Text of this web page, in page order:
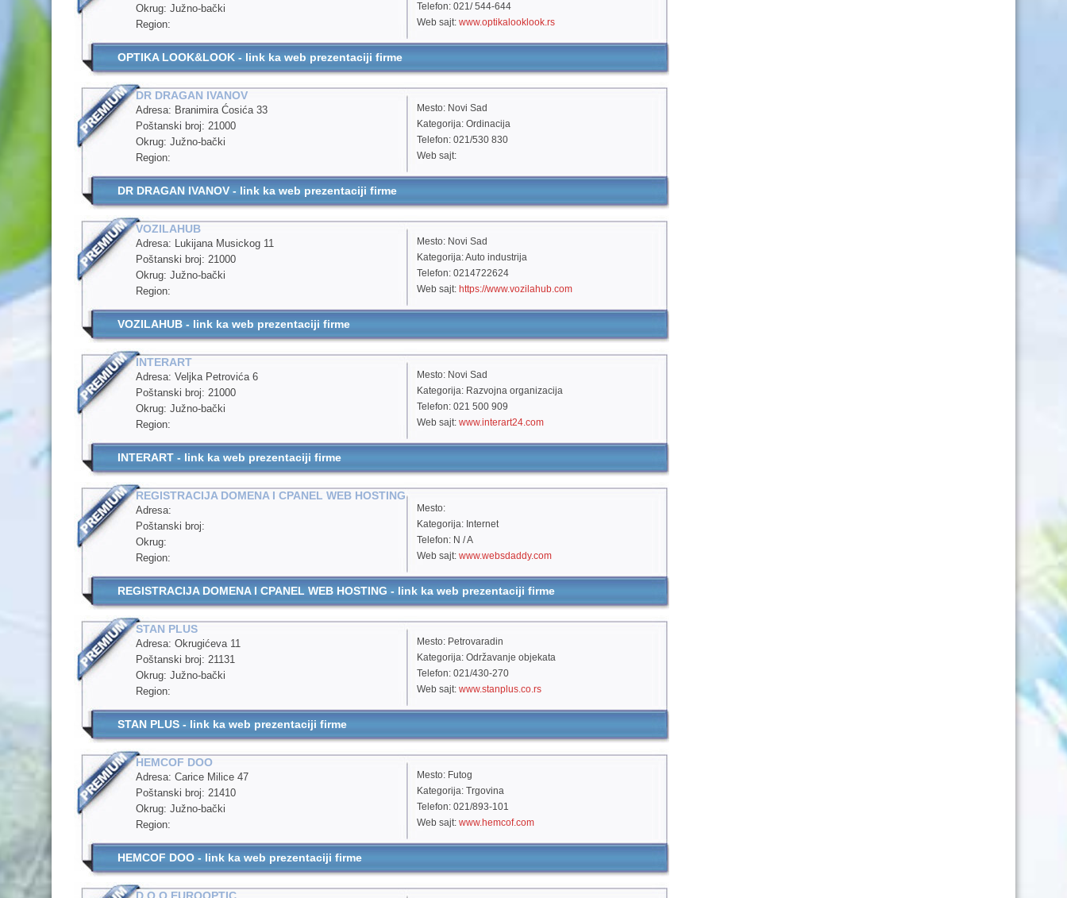
Okrug: Južno-bački
Region:
Telefon: 021/ 544-644
Web sajt:www.optikalooklook.rs
OPTIKA LOOK&LOOK - link ka web prezentaciji firme
DR DRAGAN IVANOV
Adresa: Branimira Ćosića 33
Poštanski broj: 21000
Okrug: Južno-bački
Region:
Mesto: Novi Sad
Kategorija: Ordinacija
Telefon: 021/530 830
Web sajt:
DR DRAGAN IVANOV - link ka web prezentaciji firme
VOZILAHUB
Adresa: Lukijana Musickog 11
Poštanski broj: 21000
Okrug: Južno-bački
Region:
Mesto: Novi Sad
Kategorija: Auto industrija
Telefon: 0214722624
Web sajt: https://www.vozilahub.com
VOZILAHUB - link ka web prezentaciji firme
INTERART
Adresa: Veljka Petrovića 6
Poštanski broj: 21000
Okrug: Južno-bački
Region:
Mesto: Novi Sad
Kategorija: Razvojna organizacija
Telefon: 021 500 909
Web sajt:www.interart24.com
INTERART - link ka web prezentaciji firme
REGISTRACIJA DOMENA I CPANEL WEB HOSTING
Adresa:
Poštanski broj:
Okrug:
Region:
Mesto:
Kategorija: Internet
Telefon: N / A
Web sajt:www.websdaddy.com
REGISTRACIJA DOMENA I CPANEL WEB HOSTING - link ka web prezentaciji firme
STAN PLUS
Adresa: Okrugićeva 11
Poštanski broj: 21131
Okrug: Južno-bački
Region:
Mesto: Petrovaradin
Kategorija: Održavanje objekata
Telefon: 021/430-270
Web sajt:www.stanplus.co.rs
STAN PLUS - link ka web prezentaciji firme
HEMCOF DOO
Adresa: Carice Milice 47
Poštanski broj: 21410
Okrug: Južno-bački
Region:
Mesto: Futog
Kategorija: Trgovina
Telefon: 021/893-101
Web sajt:www.hemcof.com
HEMCOF DOO - link ka web prezentaciji firme